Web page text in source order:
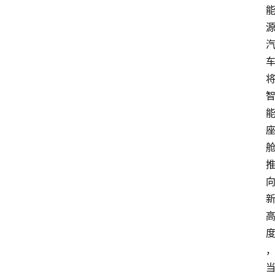
能
源
汽
车
将
智
能
座
舱
推
向
新
高
度
，
当